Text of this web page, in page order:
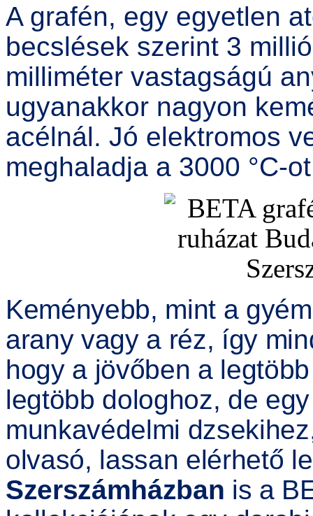
A grafén, egy egyetlen
becslések szerint 3
milliméter vastagságú
ugyanakkor nagyon
acélnál. Jó elektromos
meghaladja a 3000 °C-
Keményebb, mint a
arany vagy a réz, így
hogy a jövőben a
legtöbb dologhoz, de
munkavédelmi
olvasó, lassan elérhető
Szerszámházban is a